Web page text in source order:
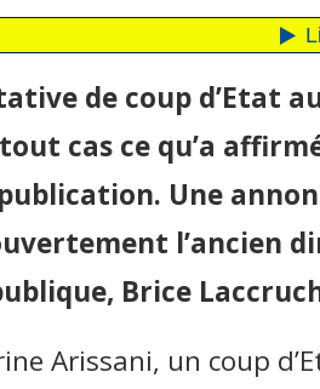
de coup d’Etat
tout cas ce qu’a
Une
l’ancien
Brice
Arissani, un coup